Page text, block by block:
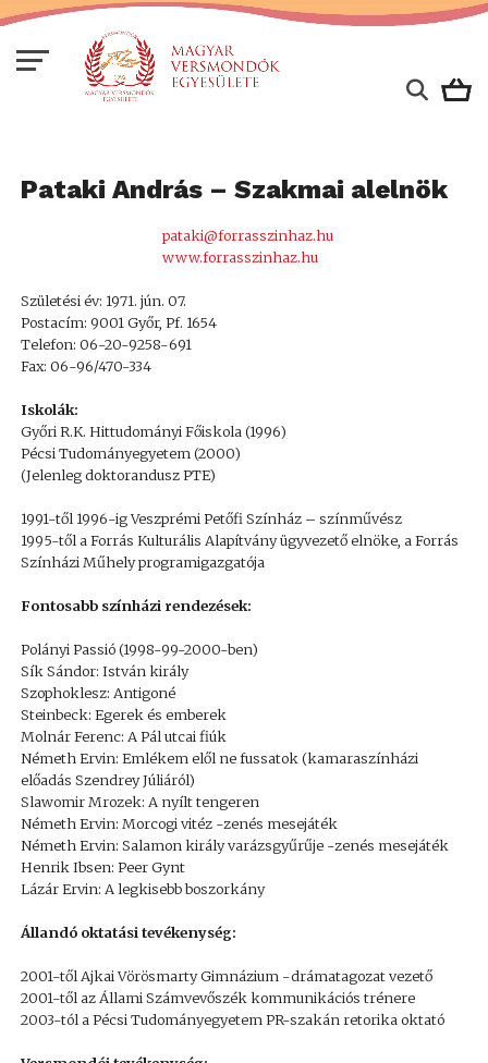
Pataki András – Szakmai alelnök
pataki@forrasszinhaz.hu
www.forrasszinhaz.hu
Születési év: 1971. jún. 07.
Postacím: 9001 Győr, Pf. 1654
Telefon: 06-20-9258-691
Fax: 06-96/470-334
Iskolák:
Győri R.K. Hittudományi Főiskola (1996)
Pécsi Tudományegyetem (2000)
(Jelenleg doktorandusz PTE)
1991-től 1996-ig Veszprémi Petőfi Színház – színművész
1995-től a Forrás Kulturális Alapítvány ügyvezető elnöke, a Forrás
Színházi Műhely programigazgatója
Fontosabb színházi rendezések:
Polányi Passió (1998-99-2000-ben)
Sík Sándor: István király
Szophoklesz: Antigoné
Steinbeck: Egerek és emberek
Molnár Ferenc: A Pál utcai fiúk
Németh Ervin: Emlékem elől ne fussatok (kamaraszínházi
előadás Szendrey Júliáról)
Slawomir Mrozek: A nyílt tengeren
Németh Ervin: Morcogi vitéz -zenés mesejáték
Németh Ervin: Salamon király varázsgyűrűje -zenés mesejáték
Henrik Ibsen: Peer Gynt
Lázár Ervin: A legkisebb boszorkány
Állandó oktatási tevékenység:
2001-től Ajkai Vörösmarty Gimnázium -drámatagozat vezető
2001-től az Állami Számvevőszék kommunikációs trénere
2003-tól a Pécsi Tudományegyetem PR-szakán retorika oktató